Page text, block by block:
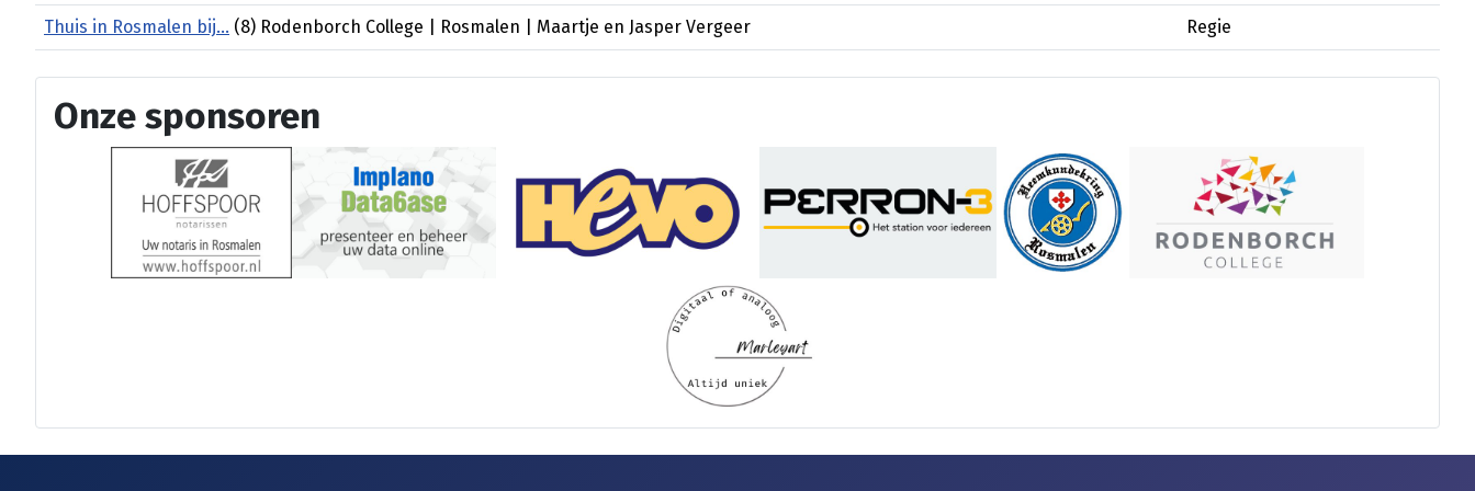
Thuis in Rosmalen bij... (8) Rodenborch College | Rosmalen | Maartje en Jasper Vergeer Regie
Onze sponsoren